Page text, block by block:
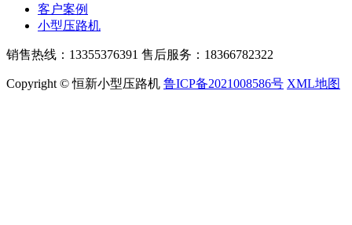
客户案例
小型压路机
销售热线：13355376391 售后服务：18366782322
Copyright © 恒新小型压路机 鲁ICP备2021008586号 XML地图